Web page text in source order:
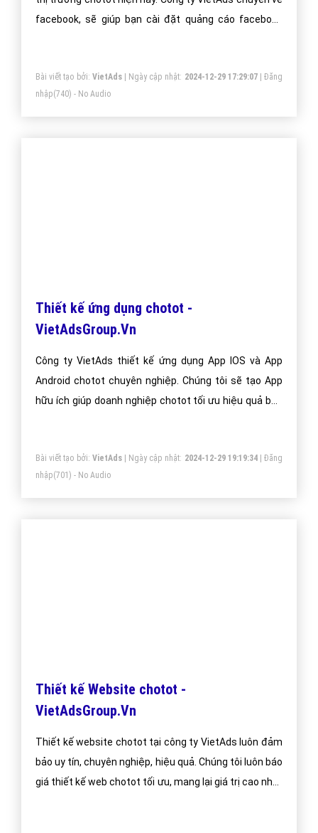
facebook, sẽ giúp bạn cài đặt quảng cáo facebook
Bài viết tạo bởi: VietAds| Ngày cập nhật: 2024-12-29 17:29:07|Đăng
nhập(740) - No Audio
Thiết kế ứng dụng chotot -
VietAdsGroup.Vn
Công ty VietAds thiết kế ứng dụng App IOS và App
Android chotot chuyên nghiệp. Chúng tôi sẽ tạo App
hữu ích giúp doanh nghiệp chotot tối ưu hiệu quả bán
duyệt app.
Bài viết tạo bởi: VietAds| Ngày cập nhật: 2024-12-29 19:19:34|Đăng
nhập(701) - No Audio
Thiết kế Website chotot -
VietAdsGroup.Vn
Thiết kế website chotot tại công ty VietAds luôn đảm
bảo uy tín, chuyên nghiệp, hiệu quả. Chúng tôi luôn báo
giá thiết kế web chotot tối ưu, mang lại giá trị cao nhất